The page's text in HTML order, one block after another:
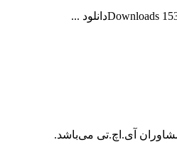
آی.اچ.تی می‌باشد.